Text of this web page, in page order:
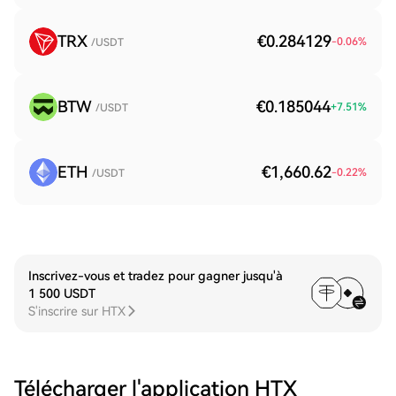
TRX /USDT €0.284129-0.06%
BTW /USDT €0.185044+7.51%
ETH /USDT €1,660.62-0.22%
Inscrivez-vous et tradez pour gagner jusqu'à
1 500 USDT
S'inscrire sur HTX
Télécharger l'application HTX